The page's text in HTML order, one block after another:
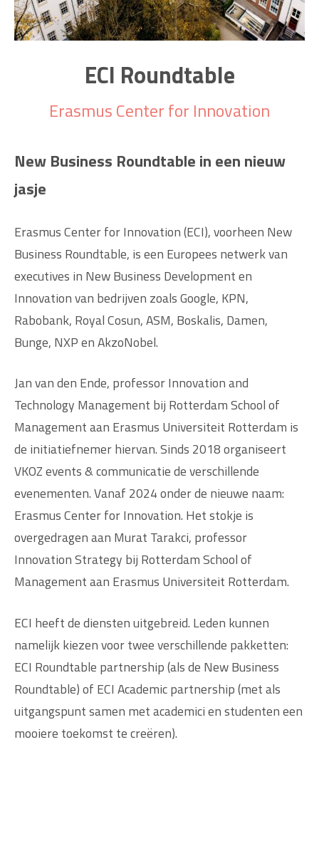
ECI Roundtable
Erasmus Center for Innovation
New Business Roundtable in een nieuw
jasje
Erasmus Center for Innovation (ECI), voorheen New
Business Roundtable, is een Europees netwerk van
executives in New Business Development en
Innovation van bedrijven zoals Google, KPN,
Rabobank, Royal Cosun, ASM, Boskalis, Damen,
Bunge, NXP en AkzoNobel.
Jan van den Ende, professor Innovation and
Technology Management bij Rotterdam School of
Management aan Erasmus Universiteit Rotterdam is
de initiatiefnemer hiervan. Sinds 2018 organiseert
VKOZ events & communicatie de verschillende
evenementen. Vanaf 2024 onder de nieuwe naam:
Erasmus Center for Innovation. Het stokje is
overgedragen aan Murat Tarakci, professor
Innovation Strategy bij Rotterdam School of
Management aan Erasmus Universiteit Rotterdam.
ECI heeft de diensten uitgebreid. Leden kunnen
namelijk kiezen voor twee verschillende pakketten:
ECI Roundtable partnership (als de New Business
Roundtable) of ECI Academic partnership (met als
uitgangspunt samen met academici en studenten een
mooiere toekomst te creëren).